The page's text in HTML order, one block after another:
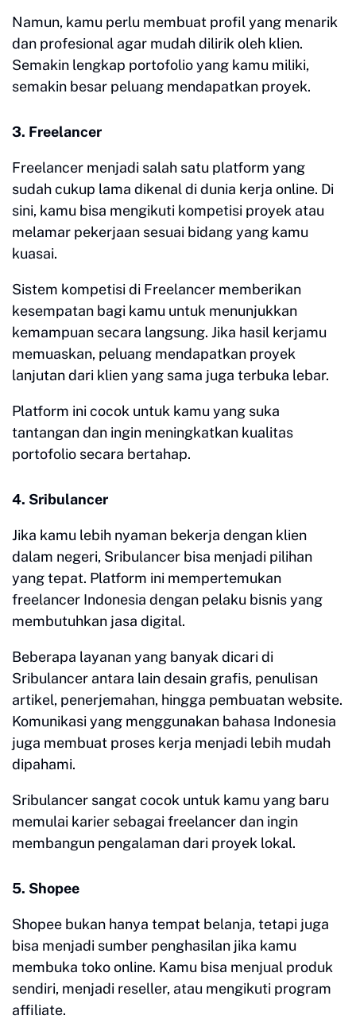
Namun, kamu perlu membuat profil yang menarik
dan profesional agar mudah dilirik oleh klien.
Semakin lengkap portofolio yang kamu miliki,
semakin besar peluang mendapatkan proyek.
3. Freelancer
Freelancer menjadi salah satu platform yang
sudah cukup lama dikenal di dunia kerja online. Di
sini, kamu bisa mengikuti kompetisi proyek atau
melamar pekerjaan sesuai bidang yang kamu
kuasai.
Sistem kompetisi di Freelancer memberikan
kesempatan bagi kamu untuk menunjukkan
kemampuan secara langsung. Jika hasil kerjamu
memuaskan, peluang mendapatkan proyek
lanjutan dari klien yang sama juga terbuka lebar.
Platform ini cocok untuk kamu yang suka
tantangan dan ingin meningkatkan kualitas
portofolio secara bertahap.
4. Sribulancer
Jika kamu lebih nyaman bekerja dengan klien
dalam negeri, Sribulancer bisa menjadi pilihan
yang tepat. Platform ini mempertemukan
freelancer Indonesia dengan pelaku bisnis yang
membutuhkan jasa digital.
Beberapa layanan yang banyak dicari di
Sribulancer antara lain desain grafis, penulisan
artikel, penerjemahan, hingga pembuatan website.
Komunikasi yang menggunakan bahasa Indonesia
juga membuat proses kerja menjadi lebih mudah
dipahami.
Sribulancer sangat cocok untuk kamu yang baru
memulai karier sebagai freelancer dan ingin
membangun pengalaman dari proyek lokal.
5. Shopee
Shopee bukan hanya tempat belanja, tetapi juga
bisa menjadi sumber penghasilan jika kamu
membuka toko online. Kamu bisa menjual produk
sendiri, menjadi reseller, atau mengikuti program
affiliate.